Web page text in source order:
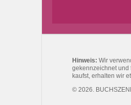
Hinweis: Wir
gekennzeichnet und
kaufst, erhalten wir
© 2026.